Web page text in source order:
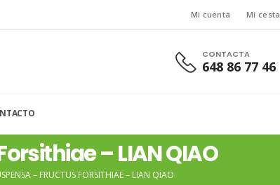
Mi cuenta Mi cesta
CONTACTA
648 86 77 46
– LIAN QIAO
– FRUCTUS FORSITHIAE – LIAN QIAO